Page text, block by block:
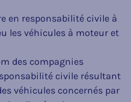
en responsabilité civile à
les véhicules à moteur et
des compagnies
civile résultant
véhicules concernés par